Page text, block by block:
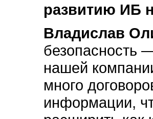
развитию ИБ
Владислав
безопасность
нашей
много
информации,